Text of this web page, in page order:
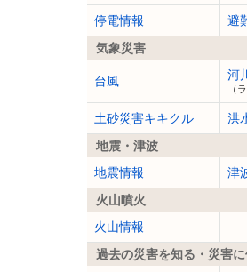
停電情報
避
気象災害
台風 河
（
土砂災害キキクル
洪
地震・津波
地震情報
津
火山噴火
火山情報
過去の災害を知る・災害